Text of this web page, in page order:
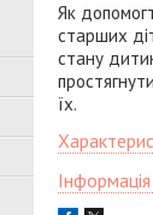
Як
старших
стану
їх.